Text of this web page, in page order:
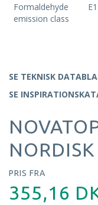
Formaldehyde
emission class
E1
SE TEKNISK
SE
PRIS FRA
355,16